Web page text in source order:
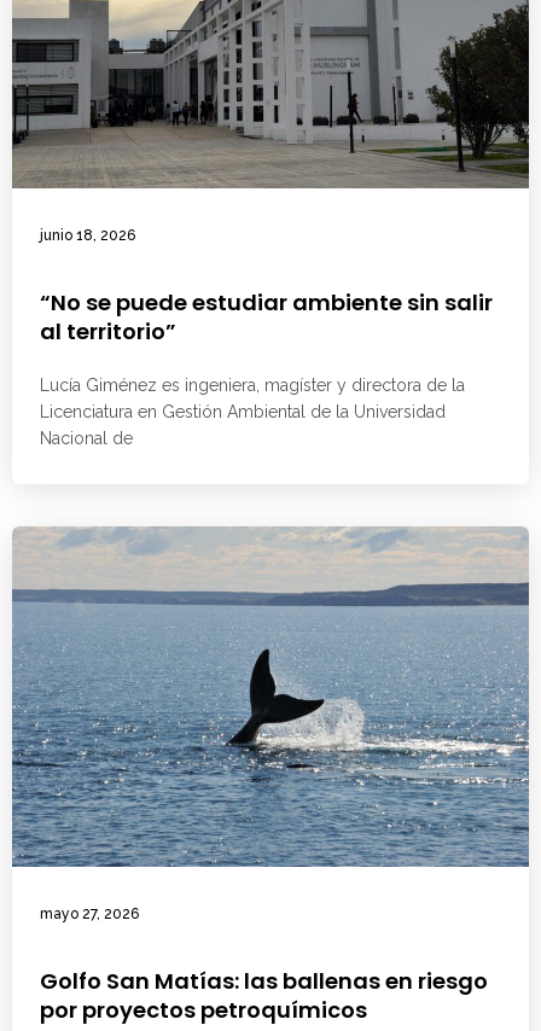
junio 18, 2026
“No se puede estudiar ambiente sin salir
al territorio”
Lucía Giménez es ingeniera, magíster y directora de la
Licenciatura en Gestión Ambiental de la Universidad
Nacional de
mayo 27, 2026
Golfo San Matías: las ballenas en riesgo
por proyectos petroquímicos